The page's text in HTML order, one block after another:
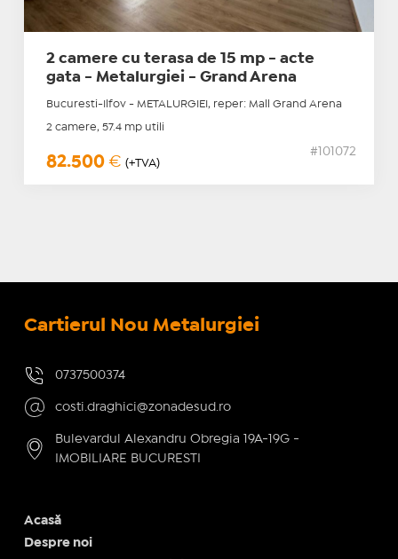
2 camere cu terasa de 15 mp - acte
gata - Metalurgiei - Grand Arena
Bucuresti-Ilfov - METALURGIEI, reper: Mall Grand Arena
2 camere, 57.4 mp utili
82.500 € (+TVA)
#101072
Cartierul Nou Metalurgiei
0737500374
costi.draghici@zonadesud.ro
Bulevardul Alexandru Obregia 19A-19G -
IMOBILIARE BUCURESTI
Acasă
Despre noi